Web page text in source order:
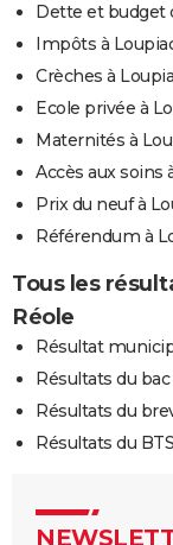
Dette et budget
Impôts à
Crèches à
Ecole privée à
Maternités à
Accès aux soins
Prix du neuf à
Référendum à
Tous les
Réole
Résultat
Résultats du
Résultats du
Résultats du